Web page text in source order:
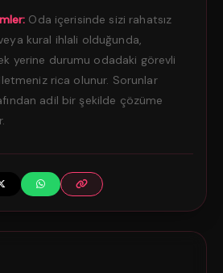
Oda içerisinde sizi rahatsız
kural ihlali olduğunda,
yerine durumu odadaki görevli
rica olunur. Sorunlar
adil bir şekilde çözüme